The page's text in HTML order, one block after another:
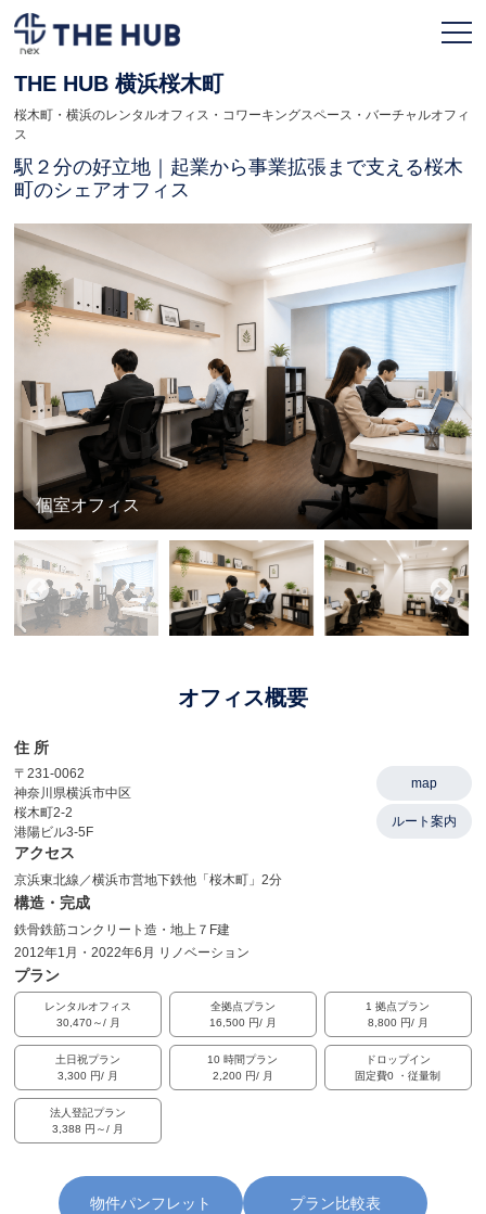
拠点一覧
契約フロー
よくある質問
人気のオフィス
THE HUB 横浜桜木町
桜木町・横浜のレンタルオフィス・コワーキングスペース・バーチャルオフィ
ス
駅２分の好立地｜起業から事業拡張まで支える桜木
町のシェアオフィス
個室オフィス
オフィス概要
住 所
〒231-0062
神奈川県横浜市中区
桜木町2-2
港陽ビル3-5F
map
ルート案内
アクセス
京浜東北線／横浜市営地下鉄他「桜木町」2分
構造・完成
鉄骨鉄筋コンクリート造・地上７F建
2012年1月・2022年6月 リノベーション
プラン
レンタルオフィス
30,470～/ 月
全拠点プラン
16,500 円/ 月
1 拠点プラン
8,800 円/ 月
土日祝プラン
3,300 円/ 月
10 時間プラン
2,200 円/ 月
ドロップイン
固定費0 ・従量制
法人登記プラン
3,388 円～/ 月
物件パンフレット プラン比較表